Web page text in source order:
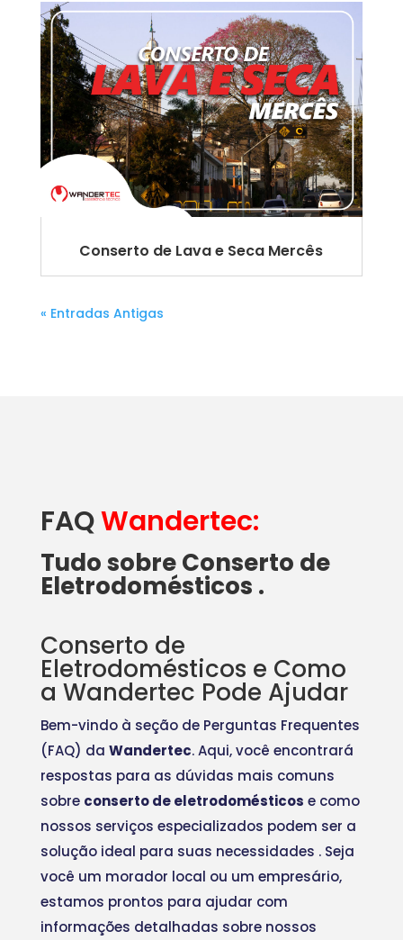
Conserto de Lava e Seca Mercês
« Entradas Antigas
FAQWandertec:
Tudo sobre Conserto de
Eletrodomésticos .
Conserto de
Eletrodomésticos e Como
a Wandertec Pode Ajudar
Bem-vindo à seção de Perguntas Frequentes
(FAQ) da Wandertec. Aqui, você encontrará
respostas para as dúvidas mais comuns
sobre conserto de eletrodomésticos e como
nossos serviços especializados podem ser a
solução ideal para suas necessidades . Seja
você um morador local ou um empresário,
estamos prontos para ajudar com
informações detalhadas sobre nossos